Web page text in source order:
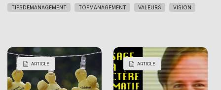
TIPSDEMANAGEMENT TOPMANAGEMENT VALEURS VISION
ARTICLE ARTICLE